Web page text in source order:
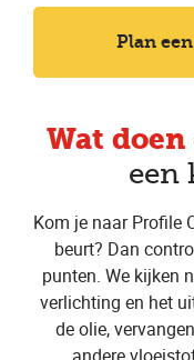
Plan
Wat doen
een
Kom je naar Profile
beurt? Dan
punten. We kijken
verlichting en het
de olie,